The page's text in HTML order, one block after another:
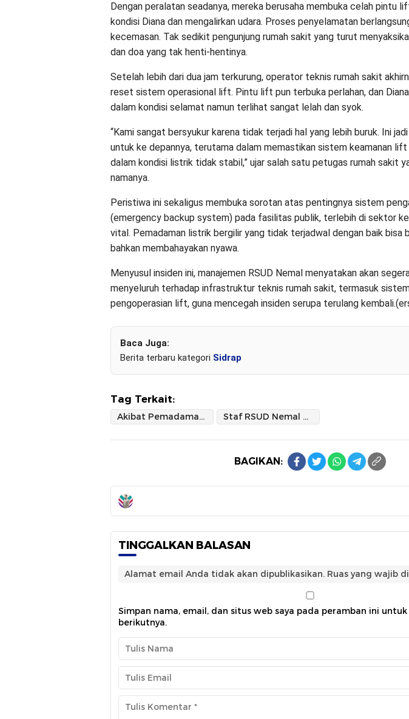
Dengan peralatan seadanya, mereka berusaha membuka celah pintu
kondisi Diana dan mengalirkan udara. Proses penyelamatan
kecemasan. Tak sedikit pengunjung rumah sakit yang turut
dan doa yang tak henti-hentinya.
Setelah lebih dari dua jam terkurung, operator teknis rumah sakit
reset sistem operasional lift. Pintu lift pun terbuka perlahan, dan
dalam kondisi selamat namun terlihat sangat lelah dan syok.
“Kami sangat bersyukur karena tidak terjadi hal yang lebih buruk. Ini
untuk ke depannya, terutama dalam memastikan sistem keamanan
dalam kondisi listrik tidak stabil,” ujar salah satu petugas rumah sakit
namanya.
Peristiwa ini sekaligus membuka sorotan atas pentingnya sistem
(emergency backup system) pada fasilitas publik, terlebih di sektor
vital. Pemadaman listrik bergilir yang tidak terjadwal dengan baik bisa
bahkan membahayakan nyawa.
Menyusul insiden ini, manajemen RSUD Nemal menyatakan akan
menyeluruh terhadap infrastruktur teknis rumah sakit, termasuk
pengoperasian lift, guna mencegah insiden serupa terulang
Baca Juga:
Berita terbaru kategori Sidrap
Tag Terkait:
Akibat Pemadaman Bergilir Staf RSUD Nemal Sidrap Terjebak di Lift Berjam-jam
BAGIKAN:
TINGGALKAN BALASAN
Alamat email Anda tidak akan dipublikasikan. Ruas yang wajib
Simpan nama, email, dan situs web saya pada peramban ini
berikutnya.